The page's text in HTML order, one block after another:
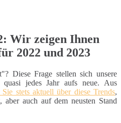
Wir zeigen Ihnen
2022 und 2023
Diese Frage stellen sich unsere
quasi jedes Jahr aufs neue. Aus
stets aktuell über diese Trends,
aber auch auf dem neusten Stand